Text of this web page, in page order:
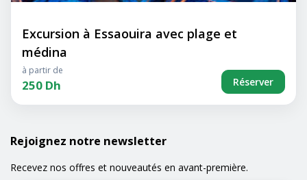
Excursion à Essaouira avec plage et
médina
à partir de
250 Dh Réserver
Rejoignez notre newsletter
Recevez nos offres et nouveautés en avant-première.